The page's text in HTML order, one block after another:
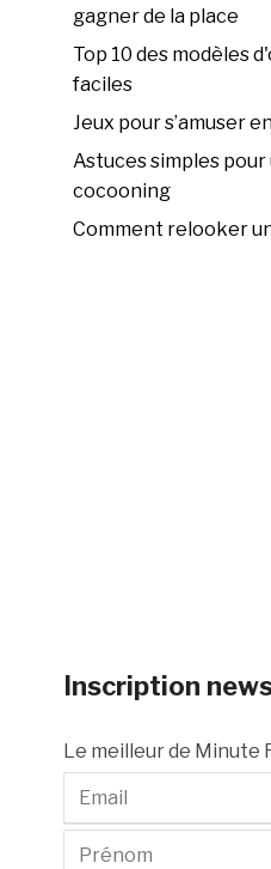
gagner de la place
Top 10 des modèles
faciles
Jeux pour s’amuser
Astuces simples
cocooning
Comment relooker
Inscription
Le meilleur de Minute